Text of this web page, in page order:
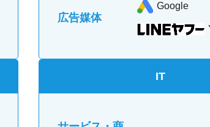
広告媒体
Google
IT